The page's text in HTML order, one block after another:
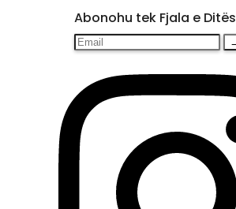
Abonohu tek Fjala e Ditës